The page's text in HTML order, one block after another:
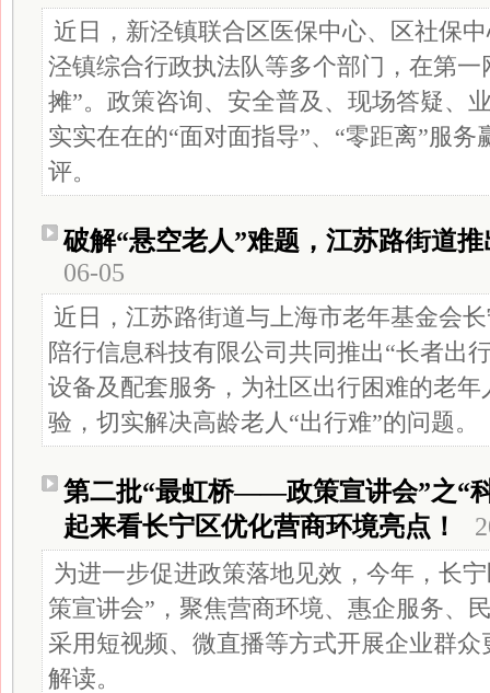
近日，新泾镇联合区医保中心、区社保
泾镇综合行政执法队等多个部门，在第
摊”。政策咨询、安全普及、现场答疑
实实在在的“面对面指导”、“零距离”服
评。
破解“悬空老人”难题，江苏路街道
06-05
近日，江苏路街道与上海市老年基金会
陪行信息科技有限公司共同推出“长者出
设备及配套服务，为社区出行困难的老
验，切实解决高龄老人“出行难”的问题。
第二批“最虹桥——政策宣讲会”之“
起来看长宁区优化营商环境亮点！
为进一步促进政策落地见效，今年，长
策宣讲会”，聚焦营商环境、惠企服务、
采用短视频、微直播等方式开展企业群
解读。